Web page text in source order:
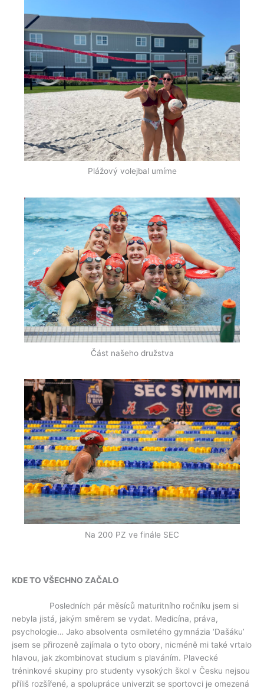
Plážový volejbal umíme
Část našeho družstva
Na 200 PZ ve finále SEC
KDE TO VŠECHNO ZAČALO
Posledních pár měsíců maturitního ročníku jsem si
nebyla jistá, jakým směrem se vydat. Medicína, práva,
psychologie… Jako absolventa osmiletého gymnázia ‘Dašáku’
jsem se přirozeně zajímala o tyto obory, nicméně mi také vrtalo
hlavou, jak zkombinovat studium s plaváním. Plavecké
tréninkové skupiny pro studenty vysokých škol v Česku nejsou
příliš rozšířené, a spolupráce univerzit se sportovci je omezená